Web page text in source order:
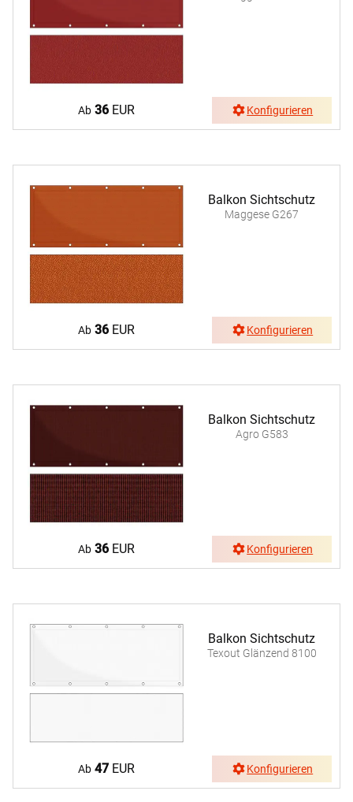
Ab 36 EUR Konfigurieren
Balkon Sichtschutz
Maggese G267
Ab 36 EUR Konfigurieren
Balkon Sichtschutz
Agro G583
Ab 36 EUR Konfigurieren
Balkon Sichtschutz
Texout Glänzend 8100
Ab 47 EUR Konfigurieren